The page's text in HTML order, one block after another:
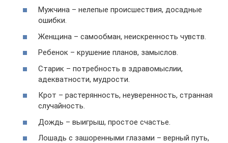
Мужчина – нелепые происшествия, досадные
ошибки.
Женщина – самообман, неискренность чувств.
Ребенок – крушение планов, замыслов.
Старик – потребность в здравомыслии,
адекватности, мудрости.
Крот – растерянность, неуверенность, странная
случайность.
Дождь – выигрыш, простое счастье.
Лошадь с зашоренными глазами – верный путь,